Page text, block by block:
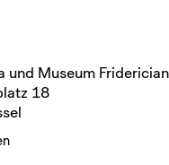
und Museum
18